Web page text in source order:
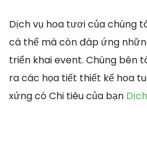
Dịch vụ hoa tươi của chúng
cá thể mà còn đáp ứng
triển khai event. Chúng bên
ra các họa tiết thiết kế hoa
xứng có Chi tiêu của bạn